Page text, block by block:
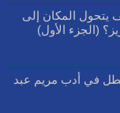
يتحول المكان إلى
(الجزء الأول)
في أدب مريم عبد